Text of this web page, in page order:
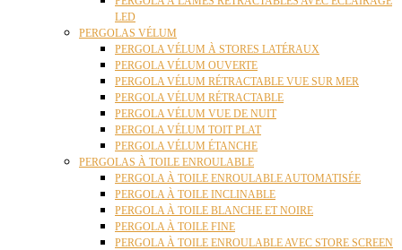
LED
PERGOLAS VÉLUM
PERGOLA VÉLUM À STORES LATÉRAUX
PERGOLA VÉLUM OUVERTE
PERGOLA VÉLUM RÉTRACTABLE VUE SUR MER
PERGOLA VÉLUM RÉTRACTABLE
PERGOLA VÉLUM VUE DE NUIT
PERGOLA VÉLUM TOIT PLAT
PERGOLA VÉLUM ÉTANCHE
PERGOLAS À TOILE ENROULABLE
PERGOLA À TOILE ENROULABLE AUTOMATISÉE
PERGOLA À TOILE INCLINABLE
PERGOLA À TOILE BLANCHE ET NOIRE
PERGOLA À TOILE FINE
PERGOLA À TOILE ENROULABLE AVEC STORE SCREEN